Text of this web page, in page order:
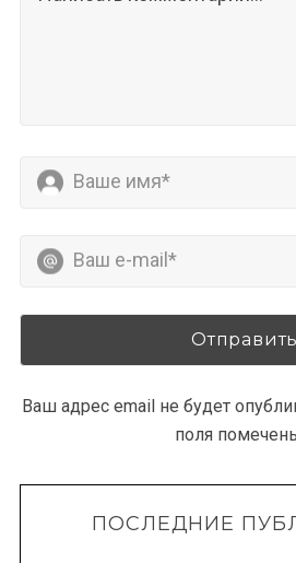
Ваш адрес email не будет
поля
ПОСЛЕДНИЕ
f